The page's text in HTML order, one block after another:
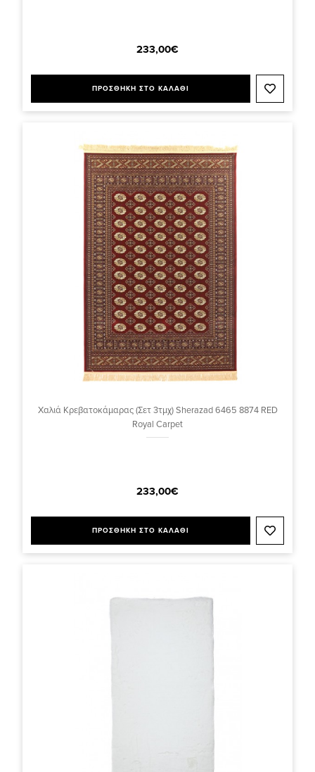
233,00€
ΠΡΟΣΘΗΚΗ ΣΤΟ ΚΑΛΑΘΙ
Χαλιά Κρεβατοκάμαρας (Σετ 3τμχ) Sherazad 6465 8874 RED
Royal Carpet
233,00€
ΠΡΟΣΘΗΚΗ ΣΤΟ ΚΑΛΑΘΙ